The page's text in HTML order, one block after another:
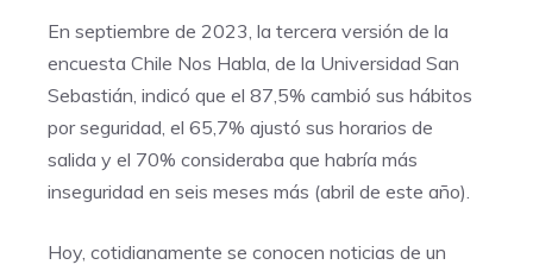
En septiembre de 2023, la tercera versión de la
encuesta Chile Nos Habla, de la Universidad San
Sebastián, indicó que el 87,5% cambió sus hábitos
por seguridad, el 65,7% ajustó sus horarios de
salida y el 70% consideraba que habría más
inseguridad en seis meses más (abril de este año).
Hoy, cotidianamente se conocen noticias de un